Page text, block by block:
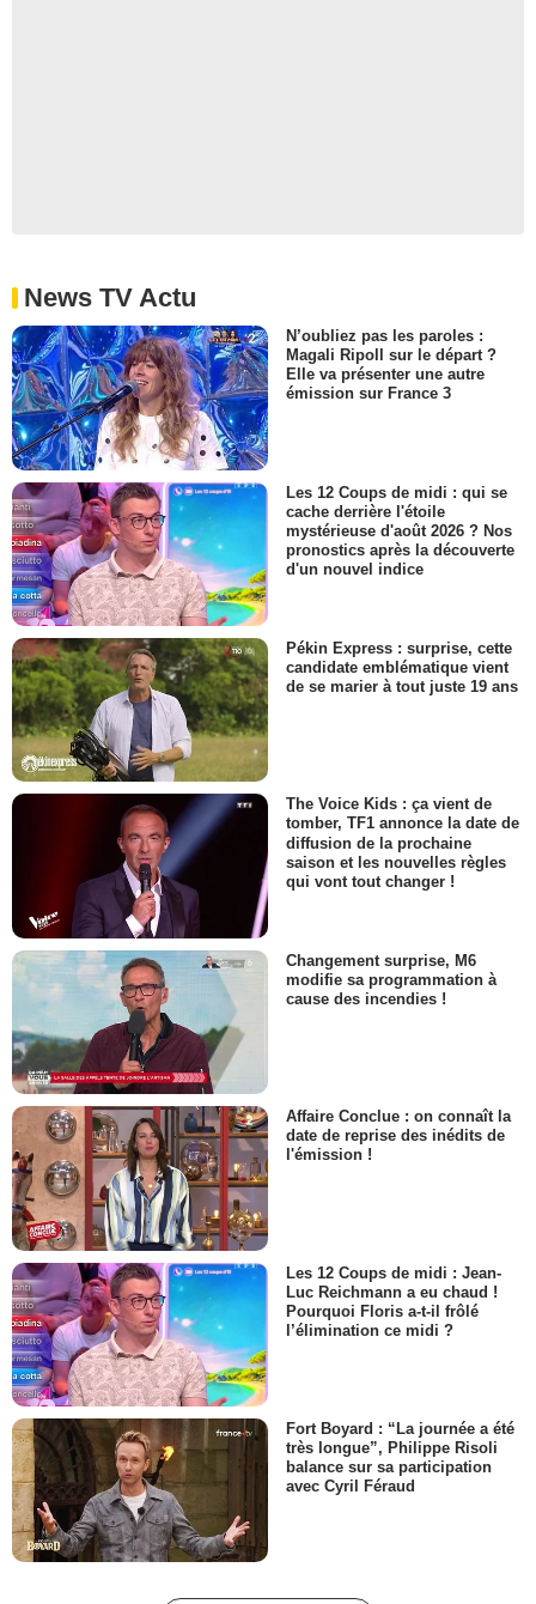
News TV Actu
N’oubliez pas les paroles :
Magali Ripoll sur le départ ?
Elle va présenter une autre
émission sur France 3
Les 12 Coups de midi : qui se
cache derrière l'étoile
mystérieuse d'août 2026 ? Nos
pronostics après la découverte
d'un nouvel indice
Pékin Express : surprise, cette
candidate emblématique vient
de se marier à tout juste 19 ans
The Voice Kids : ça vient de
tomber, TF1 annonce la date de
diffusion de la prochaine
saison et les nouvelles règles
qui vont tout changer !
Changement surprise, M6
modifie sa programmation à
cause des incendies !
Affaire Conclue : on connaît la
date de reprise des inédits de
l'émission !
Les 12 Coups de midi : Jean-
Luc Reichmann a eu chaud !
Pourquoi Floris a-t-il frôlé
l’élimination ce midi ?
Fort Boyard : “La journée a été
très longue”, Philippe Risoli
balance sur sa participation
avec Cyril Féraud